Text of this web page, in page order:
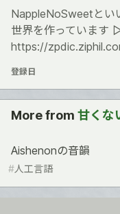
NappleNoSweetとい
世界を作っています
https://
登録日
More from 甘くな
Aishenonの音韻
#人工言語